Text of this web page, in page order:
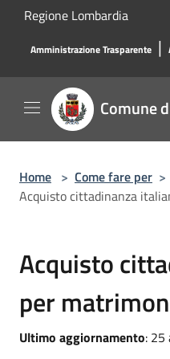
Salta al contenuto principale
Regione Lombardia
Amministrazione Trasparente |
Comune
Home > Come fare per >
Acquisto cittadinanza
Acquisto
per
Ultimo aggiornamento: 25